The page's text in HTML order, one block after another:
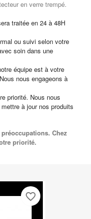
en verre trempé.
traitée en 24 à 48H
ou suivi selon votre
soin dans une
équipe est à votre
nous engageons à
priorité. Nous nous
à jour nos produits
Chez
priorité.
favorite_border